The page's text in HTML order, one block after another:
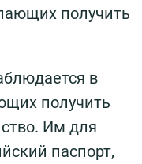
получить
в
получить
Им для
паспорт,